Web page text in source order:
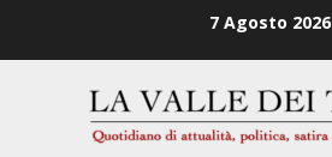
7 Agosto 2026